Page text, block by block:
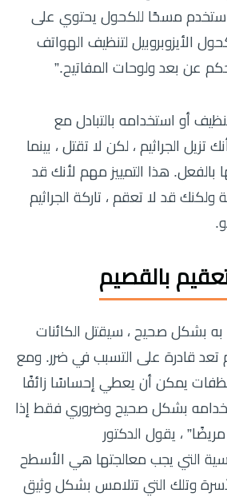
استخدم مسحًا للكحول يحتوي على
الأيزوبروبيل لتنظيف الهواتف
عن بعد ولوحات المفاتيح.”
أو استخدامه بالتبادل مع
تزيل الجراثيم ، لكن لا تقتل ، بينما
بالفعل. هذا التمييز مهم لأنك قد
قد لا تعقم ، تاركة الجراثيم
بالقصيم
به بشكل صحيح ، سيقتل الكائنات
تعد قادرة على التسبب في ضرر. ومع
يمكن أن يعطي إحساسًا زائفًا
بشكل صحيح وضروري فقط إذا
، يقول الدكتور
التي يجب معالجتها هي الأسطح
وتلك التي تتلامس بشكل وثيق